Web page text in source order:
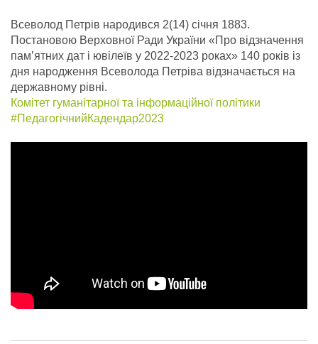
Всеволод Петрів народився 2(14) січня 1883.
Постановою Верховної Ради України «Про відзначення
пам’ятних дат і ювілеїв у 2022-2023 роках» 140 років із
дня народження Всеволода Петріва відзначається на
державному рівні.
Комітет гуманітарної та інформаційної політики
#ПедагогічнийКадендар2023